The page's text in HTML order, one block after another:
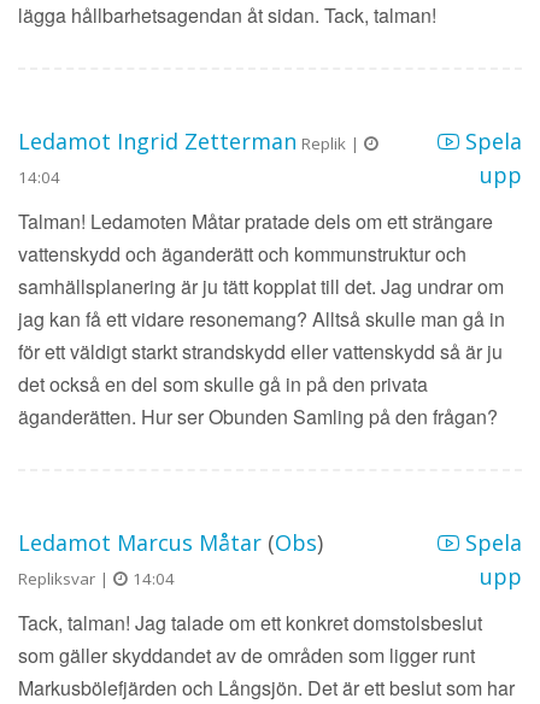
lägga hållbarhetsagendan åt sidan. Tack, talman!
Ledamot Ingrid Zetterman Replik |
14:04
Spela
upp
Talman! Ledamoten Måtar pratade dels om ett strängare
vattenskydd och äganderätt och kommunstruktur och
samhällsplanering är ju tätt kopplat till det. Jag undrar om
jag kan få ett vidare resonemang? Alltså skulle man gå in
för ett väldigt starkt strandskydd eller vattenskydd så är ju
det också en del som skulle gå in på den privata
äganderätten. Hur ser Obunden Samling på den frågan?
Ledamot Marcus Måtar (Obs)
Repliksvar | 14:04
Spela
upp
Tack, talman! Jag talade om ett konkret domstolsbeslut
som gäller skyddandet av de områden som ligger runt
Markusbölefjärden och Långsjön. Det är ett beslut som har